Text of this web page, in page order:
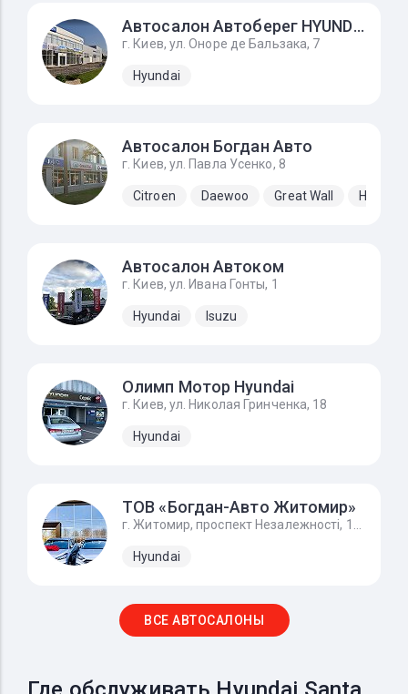
Автосалон Автоберег HYUNDAI, на Усенко 8
г. Киев, ул. Оноре де Бальзака, 7
Hyundai
Автосалон Богдан Авто
г. Киев, ул. Павла Усенко, 8
Citroen Daewoo Great Wall Hyundai
Автосалон Автоком
г. Киев, ул. Ивана Гонты, 1
Hyundai Isuzu
Олимп Мотор Hyundai
г. Киев, ул. Николая Гринченка, 18
Hyundai
ТОВ «Богдан-Авто Житомир»
Hyundai
ВСЕ АВТОСАЛОНЫ